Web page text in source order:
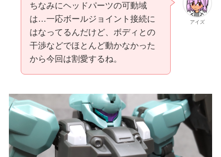
アイズ
ちなみにヘッドパーツの可動域
は…一応ボールジョイント接続に
はなってるんだけど、ボディとの
干渉などでほとんど動かなかった
から今回は割愛するね。